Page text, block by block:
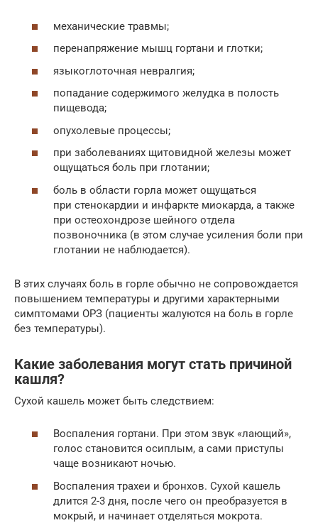
механические травмы;
перенапряжение мышц гортани и глотки;
языкоглоточная невралгия;
попадание содержимого желудка в полость
пищевода;
опухолевые процессы;
при заболеваниях щитовидной железы может
ощущаться боль при глотании;
боль в области горла может ощущаться
при стенокардии и инфаркте миокарда, а также
при остеохондрозе шейного отдела
позвоночника (в этом случае усиления боли при
глотании не наблюдается).
В этих случаях боль в горле обычно не сопровождается
повышением температуры и другими характерными
симптомами ОРЗ (пациенты жалуются на боль в горле
без температуры).
Какие заболевания могут стать причиной
кашля?
Сухой кашель может быть следствием:
Воспаления гортани. При этом звук «лающий»,
голос становится осиплым, а сами приступы
чаще возникают ночью.
Воспаления трахеи и бронхов. Сухой кашель
длится 2-3 дня, после чего он преобразуется в
мокрый, и начинает отделяться мокрота.